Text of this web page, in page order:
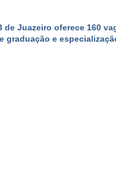
de Juazeiro oferece 160
graduação e